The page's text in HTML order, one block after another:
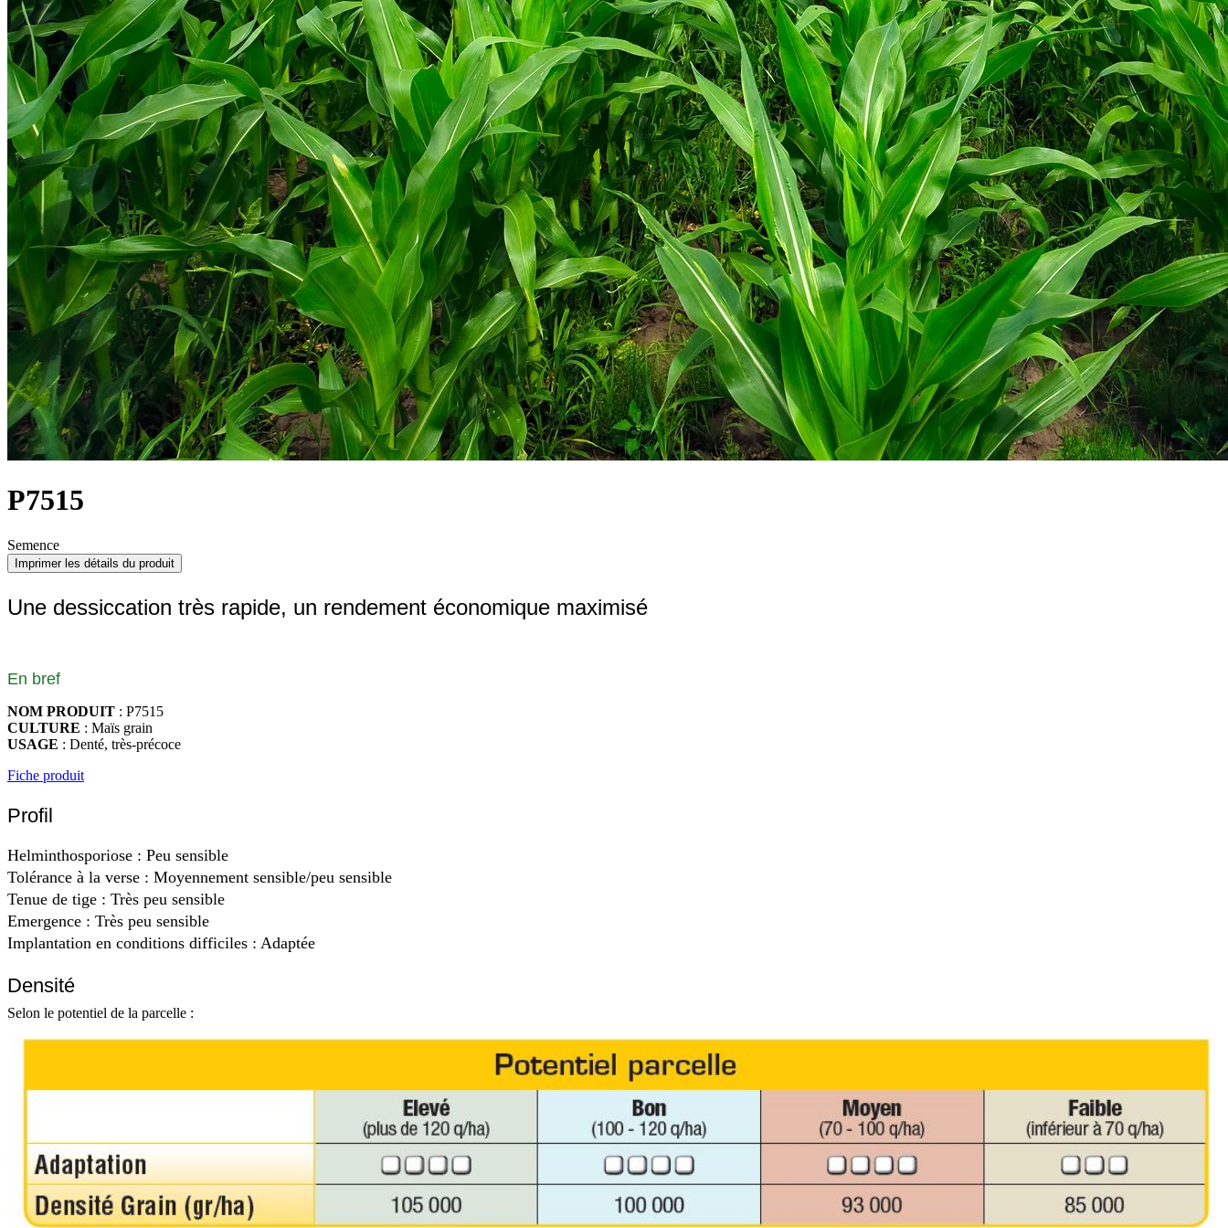
P7515
Semence
Imprimer les détails du produit
Une dessiccation très rapide, un rendement économique maximisé
En bref
NOM PRODUIT : P7515
CULTURE : Maïs grain
USAGE : Denté, très-précoce
Fiche produit
Profil
Helminthosporiose : Peu sensible
Tolérance à la verse : Moyennement sensible/peu sensible
Tenue de tige : Très peu sensible
Emergence : Très peu sensible
Implantation en conditions difficiles : Adaptée
Densité
Selon le potentiel de la parcelle :